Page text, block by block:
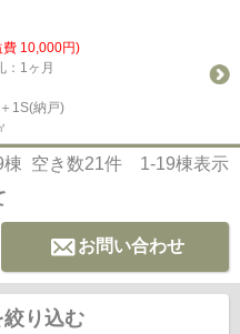
10,000円)
：1ヶ月
1S(納戸)
棟 空き数21件 1-19棟表示
お問い合わせ
絞り込む